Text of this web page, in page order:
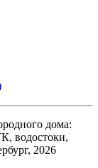
дома:
водостоки,
2026